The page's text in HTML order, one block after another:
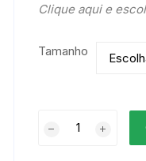
Clique aqui e
Tamanho